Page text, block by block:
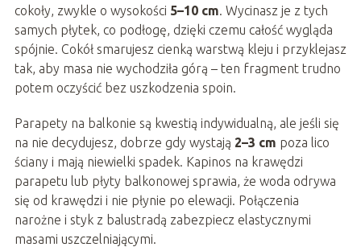
cokoły, zwykle o wysokości 5–10 cm. Wycinasz je z tych
samych płytek, co podłogę, dzięki czemu całość wygląda
spójnie. Cokół smarujesz cienką warstwą kleju i przyklejasz
tak, aby masa nie wychodziła górą – ten fragment trudno
potem oczyścić bez uszkodzenia spoin.
Parapety na balkonie są kwestią indywidualną, ale jeśli się
na nie decydujesz, dobrze gdy wystają 2–3 cm poza lico
ściany i mają niewielki spadek. Kapinos na krawędzi
parapetu lub płyty balkonowej sprawia, że woda odrywa
się od krawędzi i nie płynie po elewacji. Połączenia
narożne i styk z balustradą zabezpiecz elastycznymi
masami uszczelniającymi.